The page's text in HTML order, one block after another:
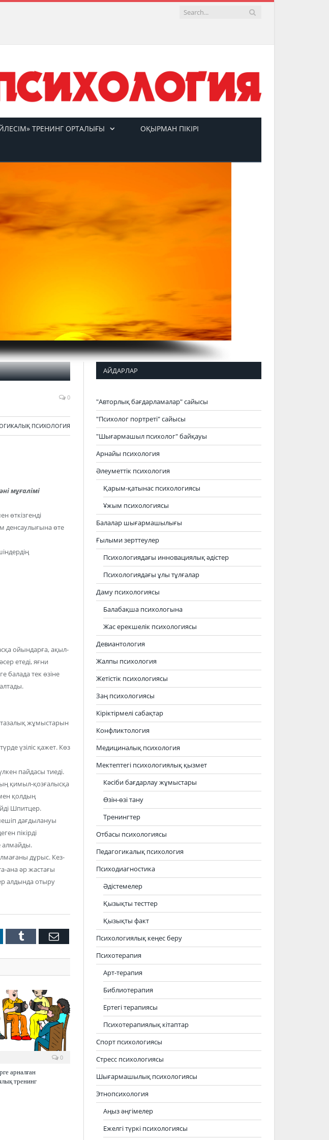
ТРЕНИНГ ОРТАЛЫҒЫ ОҚЫРМАН ПІКІРІ
0
ПСИХОЛОГИЯ
мұғалімі
өткізгенді
денсаулығына өте
ойындарға, ақыл-
етеді, яғни
балада тек өзіне
жұмыстарын
үзіліс қажет. Көз
пайдасы тиеді.
қимыл-қозғалысқа
қолдың
Шпитцер.
дағдылануы
пікірді
алмайды.
дұрыс. Кез-
ана әр жастағы
алдында отыру
Tumblr Email
0
арналған
тренинг
АЙДАРЛАР
"Авторлық бағдарламалар" сайысы
"Психолог портреті" сайысы
"Шығармашыл психолог" байқауы
Арнайы психология
Әлеуметтік психология
Қарым-қатынас психологиясы
Ұжым психологиясы
Балалар шығармашылығы
Ғылыми зерттеулер
Психологиядағы инновациялық әдістер
Психологиядағы ұлы тұлғалар
Даму психологиясы
Балабақша психологына
Жас ерекшелік психологиясы
Девиантология
Жалпы психология
Жетістік психологиясы
Заң психологиясы
Кіріктірмелі сабақтар
Конфликтология
Медициналық психология
Мектептегі психологиялық қызмет
Кәсіби бағдарлау жұмыстары
Өзін-өзі тану
Тренингтер
Отбасы психологиясы
Педагогикалық психология
Психодиагностика
Әдістемелер
Қызықты тесттер
Қызықты факт
Психологиялық кеңес беру
Психотерапия
Арт-терапия
Библиотерапия
Ертегі терапиясы
Психотерапиялық кітаптар
Спорт психологиясы
Стресс психологиясы
Шығармашылық психологиясы
Этнопсихология
Аңыз әңгімелер
Ежелгі түркі психологиясы